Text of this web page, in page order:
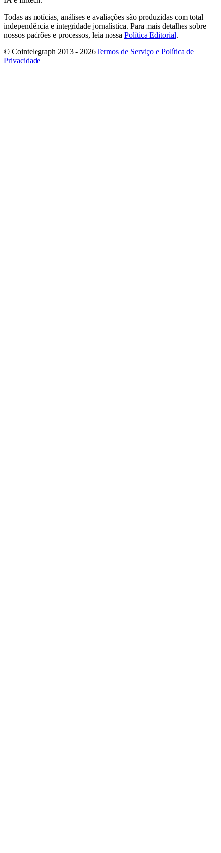
Todas as notícias, análises e avaliações são produzidas com total
independência e integridade jornalística. Para mais detalhes sobre
nossos padrões e processos, leia nossa Política Editorial.
© Cointelegraph 2013 - 2026Termos de Serviço e Política de
Privacidade